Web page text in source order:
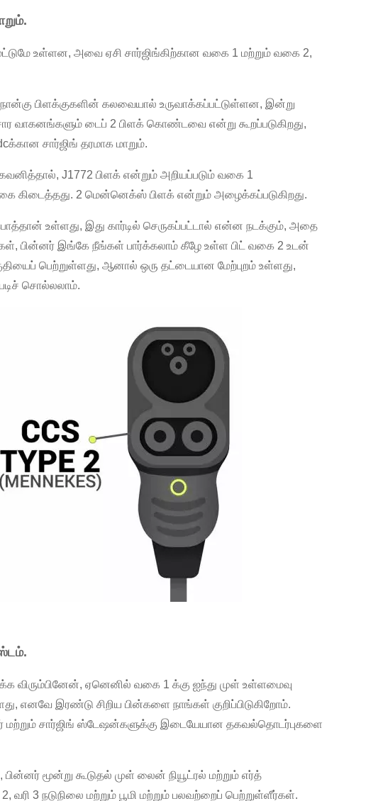
உள்ளன, அவை ஏசி சார்ஜிங்கிற்கான வகை 1 மற்றும் வகை 2,
பிளக்குகளின் கலவையால் உருவாக்கப்பட்டுள்ளன, இன்று
வாகனங்களும் டைப் 2 பிளக் கொண்டவை என்று கூறப்படுகிறது,
சார்ஜிங் தரமாக மாறும்.
J1772 பிளக் என்றும் அறியப்படும் வகை 1
கிடைத்தது. 2 மென்னெக்ஸ் பிளக் என்றும் அழைக்கப்படுகிறது.
உள்ளது, இது கார்டில் செருகப்பட்டால் என்ன நடக்கும், அதை
பின்னர் இங்கே நீங்கள் பார்க்கலாம் கீழே உள்ள பிட் வகை 2 உடன்
பெற்றுள்ளது, ஆனால் ஒரு தட்டையான மேற்புறம் உள்ளது,
சொல்லலாம்.
விரும்பினேன், ஏனெனில் வகை 1 க்கு ஐந்து முள் உள்ளமைவு
எனவே இரண்டு சிறிய பின்களை நாங்கள் குறிப்பிடுகிறோம்.
மற்றும் சார்ஜிங் ஸ்டேஷன்களுக்கு இடையேயான தகவல்தொடர்புகளை
பின்னர் மூன்று கூடுதல் முள் லைன் நியூட்ரல் மற்றும் எர்த்
3 நடுநிலை மற்றும் பூமி மற்றும் பலவற்றைப் பெற்றுள்ளீர்கள்.